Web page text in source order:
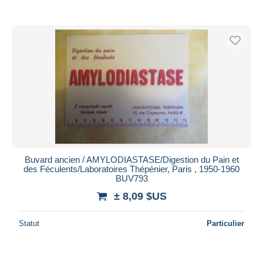
Buvard ancien / AMYLODIASTASE/Digestion du Pain et
des Féculents/Laboratoires Thépénier, Paris , 1950-1960
BUV793
± 8,09 $US
Statut Particulier